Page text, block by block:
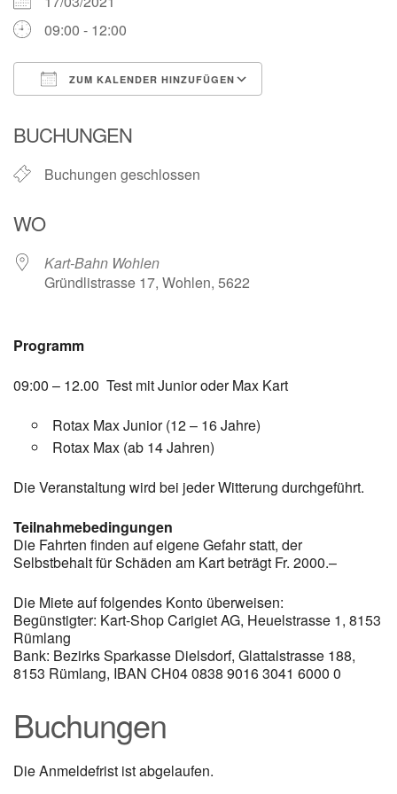
09:00 - 12:00
ZUM KALENDER HINZUFÜGEN
BUCHUNGEN
Buchungen geschlossen
WO
Kart-Bahn Wohlen
Gründlistrasse 17, Wohlen, 5622
Programm
09:00 – 12.00 Test mit Junior oder Max Kart
Rotax Max Junior (12 – 16 Jahre)
Rotax Max (ab 14 Jahren)
Die Veranstaltung wird bei jeder Witterung durchgeführt.
Teilnahmebedingungen
Die Fahrten finden auf eigene Gefahr statt, der
Selbstbehalt für Schäden am Kart beträgt Fr. 2000.–
Die Miete auf folgendes Konto überweisen:
Begünstigter: Kart-Shop Carigiet AG, Heuelstrasse 1, 8153
Rümlang
Bank: Bezirks Sparkasse Dielsdorf, Glattalstrasse 188,
8153 Rümlang, IBAN CH04 0838 9016 3041 6000 0
Buchungen
Die Anmeldefrist ist abgelaufen.